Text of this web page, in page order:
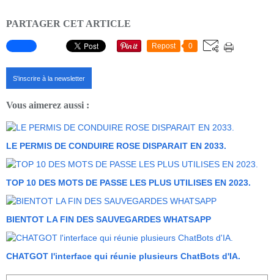
PARTAGER CET ARTICLE
Repost 0
S'inscrire à la newsletter
Vous aimerez aussi :
LE PERMIS DE CONDUIRE ROSE DISPARAIT EN 2033.
TOP 10 DES MOTS DE PASSE LES PLUS UTILISES EN 2023.
BIENTOT LA FIN DES SAUVEGARDES WHATSAPP
CHATGOT l'interface qui réunie plusieurs ChatBots d'IA.